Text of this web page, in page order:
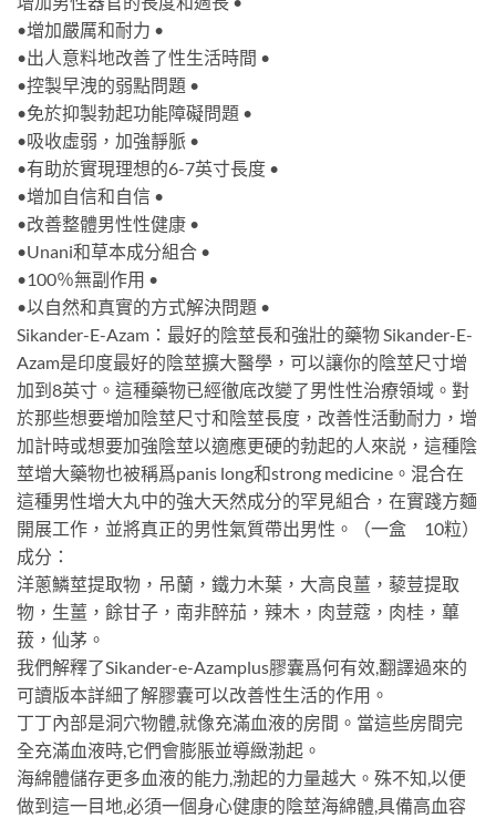
•增加嚴厲和耐力 •
•出人意料地改善了性生活時間 •
•控製早洩的弱點問題 •
•免於抑製勃起功能障礙問題 •
•吸收虛弱，加強靜脈 •
•有助於實現理想的6-7英寸長度 •
•增加自信和自信 •
•改善整體男性性健康 •
•Unani和草本成分組合 •
•100％無副作用 •
•以自然和真實的方式解決問題 •
Sikander-E-Azam：最好的陰莖長和強壯的藥物 Sikander-E-
Azam是印度最好的陰莖擴大醫學，可以讓你的陰莖尺寸增
加到8英寸。這種藥物已經徹底改變了男性性治療領域。對
於那些想要增加陰莖尺寸和陰莖長度，改善性活動耐力，增
加計時或想要加強陰莖以適應更硬的勃起的人來説，這種陰
莖增大藥物也被稱爲panis long和strong medicine。混合在
這種男性增大丸中的強大天然成分的罕見組合，在實踐方麵
開展工作，並將真正的男性氣質帶出男性。（一盒 10粒）
成分：
洋蔥鱗莖提取物，吊蘭，鐵力木葉，大高良薑，藜荳提取
物，生薑，餘甘子，南非醉茄，辣木，肉荳蔻，肉桂，蓽
菝，仙茅。
我們解釋了Sikander-e-Azamplus膠囊爲何有效,翻譯過來的
可讀版本詳細了解膠囊可以改善性生活的作用。
丁丁內部是洞穴物體,就像充滿血液的房間。當這些房間完
全充滿血液時,它們會膨脹並導緻渤起。
海綿體儲存更多血液的能力,渤起的力量越大。殊不知,以便
做到這一目地,必須一個身心健康的陰莖海綿體,具備高血容